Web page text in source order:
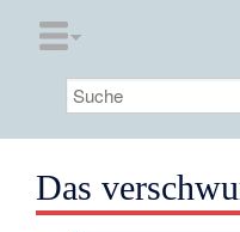
Das